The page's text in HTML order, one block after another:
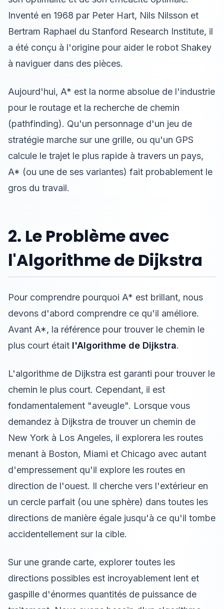
Inventé en 1968 par Peter Hart, Nils Nilsson et
Bertram Raphael du Stanford Research Institute, il
a été conçu à l'origine pour aider le robot Shakey
à naviguer dans des pièces.
Aujourd'hui, A* est la norme absolue de l'industrie
pour le routage et la recherche de chemin
(pathfinding). Qu'un personnage d'un jeu de
stratégie marche sur une grille, ou qu'un GPS
calcule le trajet le plus rapide à travers un pays,
A* (ou une de ses variantes) fait probablement le
gros du travail.
2. Le Problème avec
l'Algorithme de Dijkstra
Pour comprendre pourquoi A* est brillant, nous
devons d'abord comprendre ce qu'il améliore.
Avant A*, la référence pour trouver le chemin le
plus court était l'Algorithme de Dijkstra.
L'algorithme de Dijkstra est garanti pour trouver le
chemin le plus court. Cependant, il est
fondamentalement "aveugle". Lorsque vous
demandez à Dijkstra de trouver un chemin de
New York à Los Angeles, il explorera les routes
menant à Boston, Miami et Chicago avec autant
d'empressement qu'il explore les routes en
direction de l'ouest. Il cherche vers l'extérieur en
un cercle parfait (ou une sphère) dans toutes les
directions de manière égale jusqu'à ce qu'il tombe
accidentellement sur la cible.
Sur une grande carte, explorer toutes les
directions possibles est incroyablement lent et
gaspille d'énormes quantités de puissance de